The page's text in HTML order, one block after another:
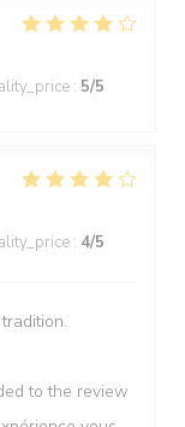
: 5/5
: 4/5
to the review